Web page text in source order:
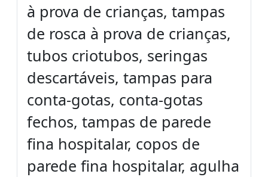
à prova de crianças, tampas
de rosca à prova de crianças,
tubos criotubos, seringas
descartáveis, tampas para
conta-gotas, conta-gotas
fechos, tampas de parede
fina hospitalar, copos de
parede fina hospitalar, agulha